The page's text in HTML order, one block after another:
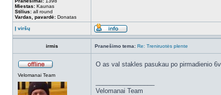
Miestas: Kaunas
Stilius: all round
Vardas, pavardė: Donatas
Į viršų
irmis Pranešimo tema: Re: Treniruotės plente
Velomanai Team
O as val stakles pasukau po pirmadienio
Velomanai Team